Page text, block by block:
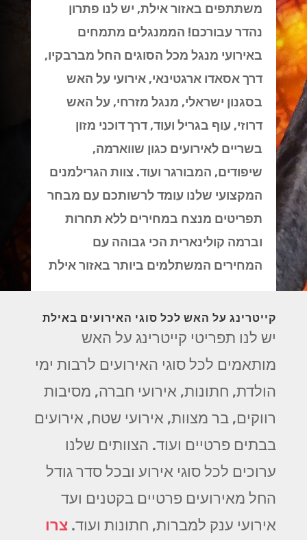
משתתפים באזור אילת, יש לנו פתרון
נהדר עבורכם! הממנגלים מתמחים
באירועי מנגל מכל הסוגים החל מברבקיו,
דרך אסאדו ארגטינאי, אירועי על האש
בסגנון ישראלי, מנגל מזרחי, על האש
דרוזי, עוף בגריל ועוד, דרך דוכני מזון
בשריים לאירועים כגון שווארמה,
שיפודים, המבורגר ועוד. צוות הגרילמנים
המקצועי שלנו עומד לרשותכם עם מבחר
תפריטים מנצח במחירים ללא תחרות
וברמה קולינארית הכי גבוהה עם
המחירים המשתלמים ביותר באזור אילת
קייטרינג על האש לכל סוגי האירועים באילת
יש לנו תפריטי קייטרינג על האש
מותאמים לכל סוגי האירועים לרבות ימי
הולדת, חתונות, אירועי חברה, מסיבות
רווקים, בר מצוות, אירועי שטח, אירועים
בבתים פרטיים ועוד. הצוותים שלנו
ערוכים לכל סוגי אירוע ובכל סדר גודל
החל מאירועים פרטיים בקטנים ועד
אירועי ענק למברות, חתונות ועוד. צרו